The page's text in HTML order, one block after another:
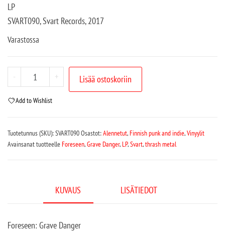
LP
SVART090, Svart Records, 2017
Varastossa
- + Lisää ostoskoriin
Add to Wishlist
Tuotetunnus (SKU):SVART090Osastot:Alennetut,Finnish punk and indie,Vinyylit
Avainsanat tuotteelleForeseen,Grave Danger,LP,Svart,thrash metal
KUVAUS LISÄTIEDOT
Foreseen: Grave Danger